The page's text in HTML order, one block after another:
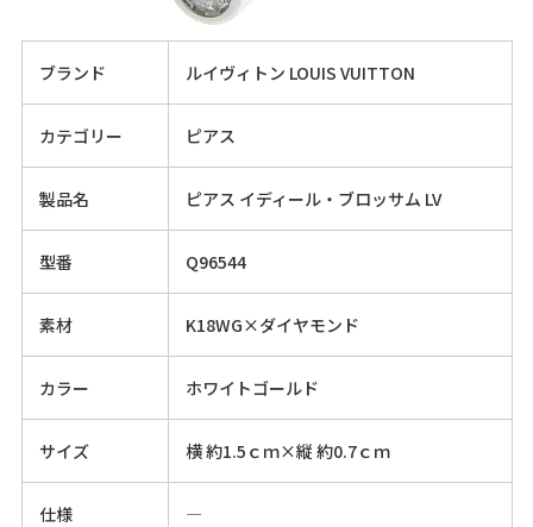
ブランド ルイヴィトン LOUIS VUITTON
カテゴリー ピアス
製品名 ピアス イディール・ブロッサム LV
型番 Q96544
素材 K18WG×ダイヤモンド
カラー ホワイトゴールド
サイズ 横 約1.5ｃｍ×縦 約0.7ｃｍ
仕様 ―